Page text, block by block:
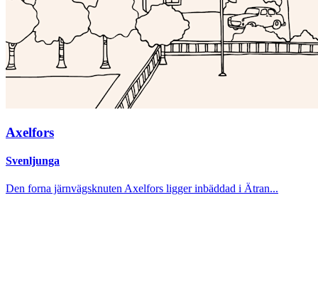
Axelfors
Svenljunga
Den forna järnvägsknuten Axelfors ligger inbäddad i Ätran...